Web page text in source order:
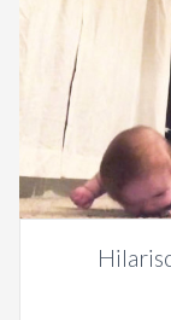
DOEN MET
SHOPS
ACTIES & KORTING